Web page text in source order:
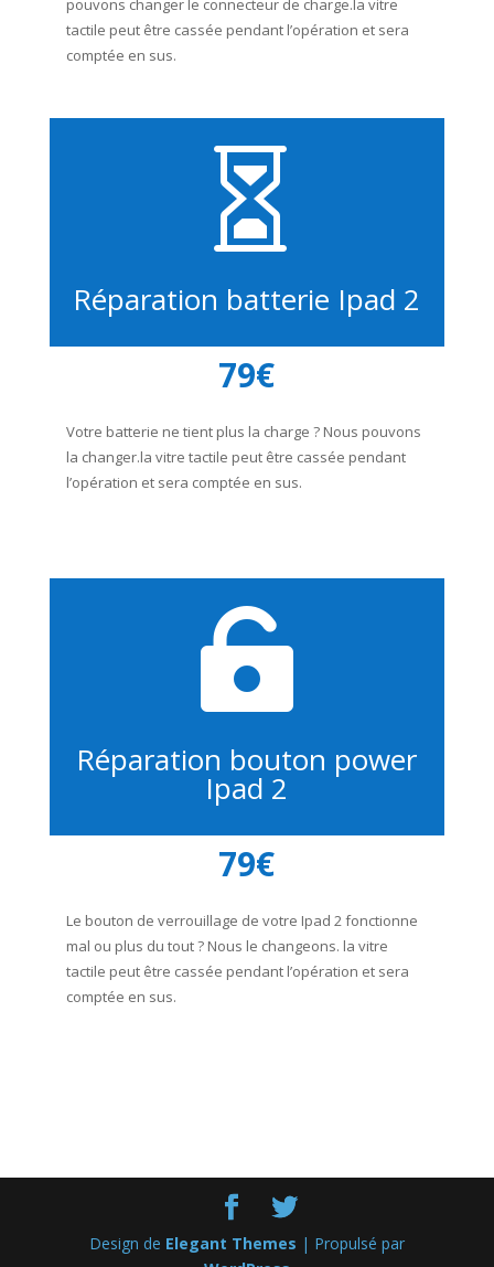
pouvons changer le connecteur de charge.la vitre
tactile peut être cassée pendant l’opération et sera
comptée en sus.

Réparation batterie Ipad 2
79€
Votre batterie ne tient plus la charge ? Nous pouvons
la changer.la vitre tactile peut être cassée pendant
l’opération et sera comptée en sus.

Réparation bouton power
Ipad 2
79€
Le bouton de verrouillage de votre Ipad 2 fonctionne
mal ou plus du tout ? Nous le changeons. la vitre
tactile peut être cassée pendant l’opération et sera
comptée en sus.
Design de Elegant Themes | Propulsé par